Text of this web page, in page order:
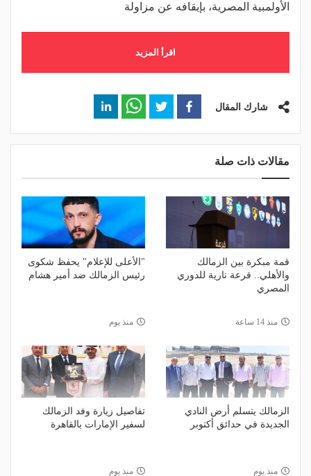
الأولمبية المصرية، بإيقافه عن مزاولة
اقرأ المزيد
شارك المقال
مقالات ذات صلة
قمة مبكرة بين الزمالك
والأهلي.. قرعة نارية للدوري
المصري
منذ 14 ساعة
"الأعلى للإعلام" يحفظ شكوى
رئيس الزمالك ضد أمير هشام
منذ يوم
الزمالك يتسلم أرض النادي
الجديدة في حدائق أكتوبر
منذ يوم
تفاصيل زيارة وفد الزمالك
لسفير الإمارات بالقاهرة
منذ يوم